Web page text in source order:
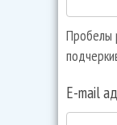
Пробелы
E-mail